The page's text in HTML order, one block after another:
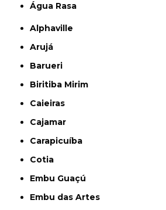
Água Rasa
Alphaville
Arujá
Barueri
Biritiba Mirim
Caieiras
Cajamar
Carapicuíba
Cotia
Embu Guaçú
Embu das Artes